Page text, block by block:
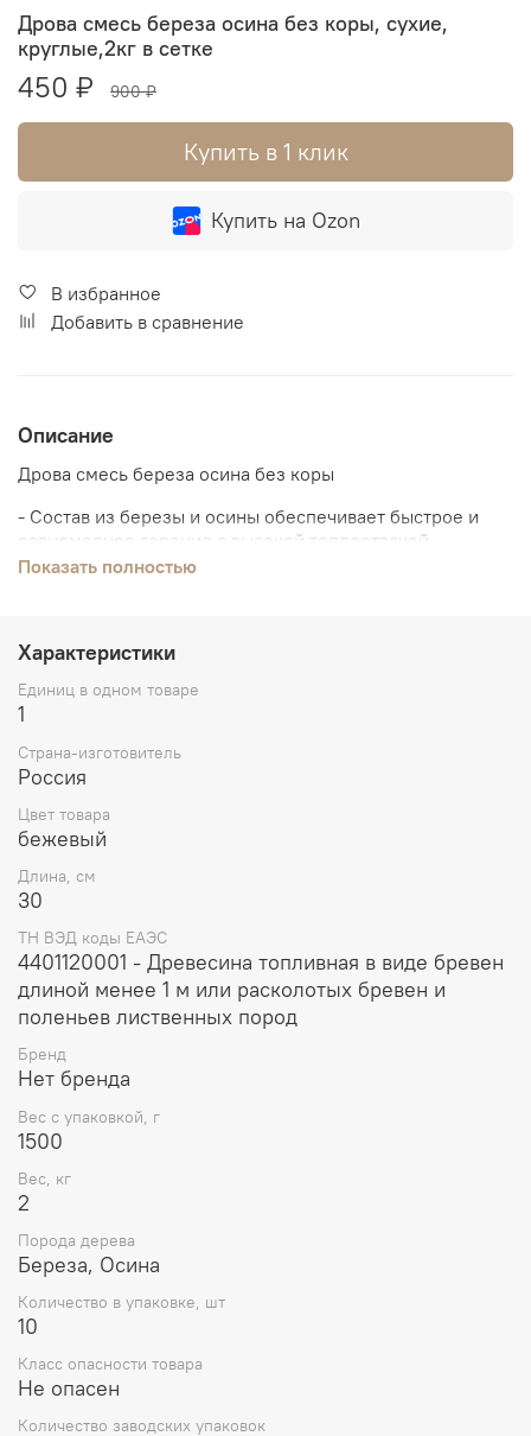
Дрова смесь береза осина без коры, сухие,
круглые,2кг в сетке
450 ₽ 900 ₽
Купить в 1 клик
Купить на Ozon
В избранное
Добавить в сравнение
Описание
Дрова смесь береза осина без коры
- Состав из березы и осины обеспечивает быстрое и
равномерное горение с высокой теплоотдачей
- Удобная упаковка в прочную сетку сохраняет порядок
- Круглая форма и компактный объем идеально
- Рациональный выбор для дома и отдыха — надежный
источник тепла в любую погоду
Показать полностью
Характеристики
Единиц в одном товаре
1
Страна-изготовитель
Россия
Цвет товара
бежевый
Длина, см
30
ТН ВЭД коды ЕАЭС
4401120001 - Древесина топливная в виде бревен
длиной менее 1 м или расколотых бревен и
поленьев лиственных пород
Бренд
Нет бренда
Вес с упаковкой, г
1500
Вес, кг
2
Порода дерева
Береза, Осина
Количество в упаковке, шт
10
Класс опасности товара
Не опасен
Количество заводских упаковок